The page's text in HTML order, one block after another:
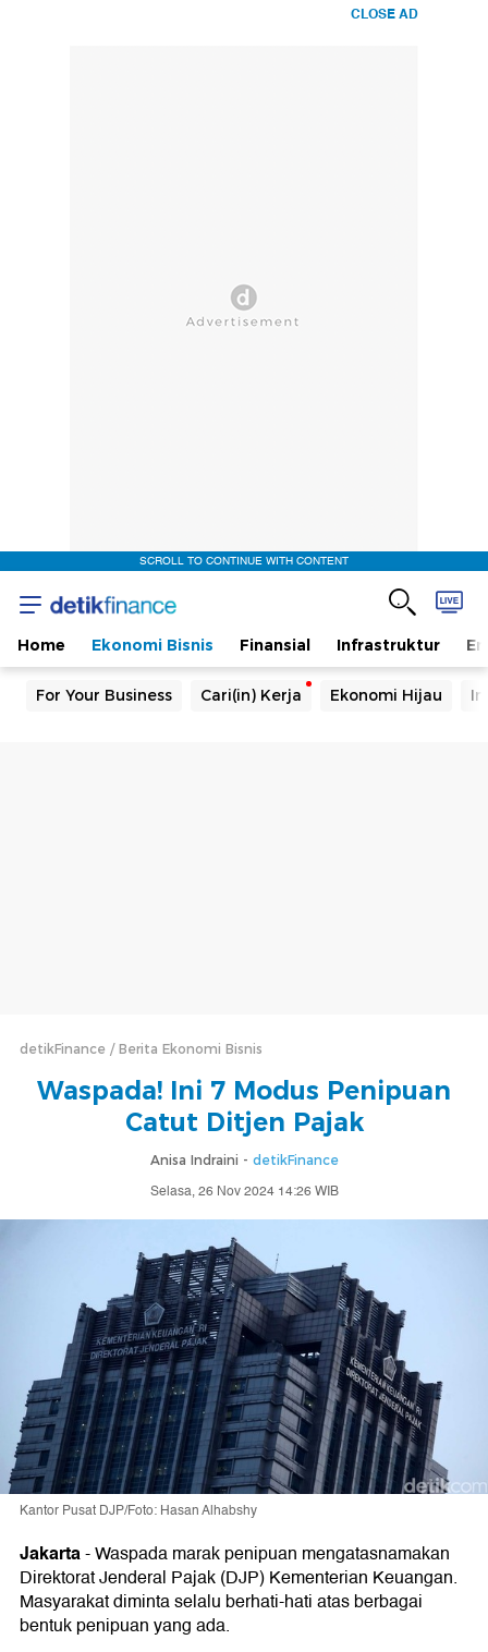
CLOSE AD
SCROLL TO CONTINUE WITH CONTENT
Home Ekonomi Bisnis Finansial Infrastruktur
For Your Business Cari(in) Kerja Ekonomi Hijau
detikFinance Berita Ekonomi Bisnis
Waspada! Ini 7 Modus Penipuan
Catut Ditjen Pajak
Anisa Indraini - detikFinance
Selasa, 26 Nov 2024 14:26 WIB
Kantor Pusat DJP/Foto: Hasan Alhabshy
Jakarta-Waspada marak penipuan mengatasnamakan
Direktorat Jenderal Pajak (DJP) Kementerian Keuangan.
Masyarakat diminta selalu berhati-hati atas berbagai
bentuk penipuan yang ada.